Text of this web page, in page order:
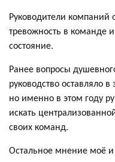
Руководители компаний
тревожность в команде
состояние.
Ранее вопросы
руководство оставляло
но именно в этом году
искать
своих команд.
Остальное мнение моё